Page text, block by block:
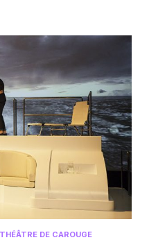
THÉÂTRE DE CAROUGE